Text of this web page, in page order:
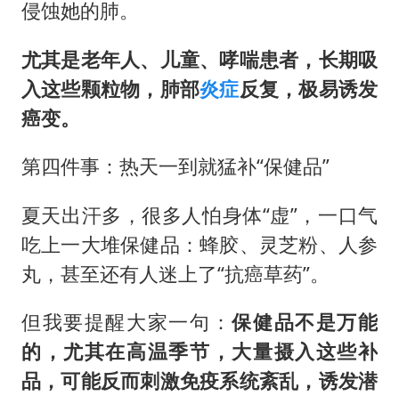
侵蚀她的肺。
尤其是老年人、儿童、哮喘患者，长期吸
入这些颗粒物，肺部炎症反复，极易诱发
癌变。
第四件事：热天一到就猛补“保健品”
夏天出汗多，很多人怕身体“虚”，一口气
吃上一大堆保健品：蜂胶、灵芝粉、人参
丸，甚至还有人迷上了“抗癌草药”。
但我要提醒大家一句：保健品不是万能
的，尤其在高温季节，大量摄入这些补
品，可能反而刺激免疫系统紊乱，诱发潜